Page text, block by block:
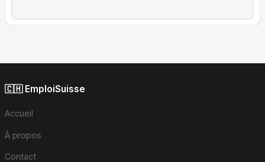
🇨🇭 EmploiSuisse
Accueil
À propos
Contact